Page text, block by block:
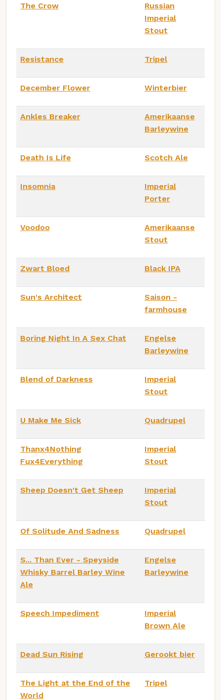
The Crow
Russian
Imperial
Stout
Resistance Tripel
December Flower Winterbier
Ankles Breaker
Amerikaanse
Barleywine
Death Is Life Scotch Ale
Insomnia
Imperial
Porter
Voodoo
Amerikaanse
Stout
Zwart Bloed Black IPA
Sun's Architect
Saison -
farmhouse
Boring Night In A Sex Chat
Engelse
Barleywine
Blend of Darkness
Imperial
Stout
U Make Me Sick Quadrupel
Thanx4Nothing
Fux4Everything
Imperial
Stout
Sheep Doesn't Get Sheep
Imperial
Stout
Of Solitude And Sadness Quadrupel
S... Than Ever - Speyside
Whisky Barrel Barley Wine
Ale
Engelse
Barleywine
Speech Impediment
Imperial
Brown Ale
Dead Sun Rising Gerookt bier
The Light at the End of the
World
Tripel